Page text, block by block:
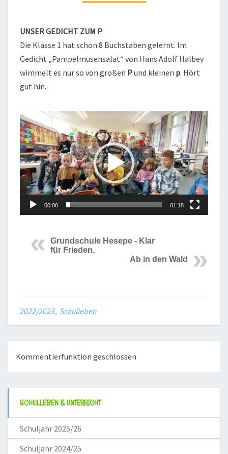
UNSER GEDICHT ZUM P
Die Klasse 1 hat schon 8 Buchstaben gelernt. Im
Gedicht „Pampelmusensalat“ von Hans Adolf Halbey
wimmelt es nur so von großen Pund kleinen p. Hört
gut hin.
Video-
Player
00:00 01:18
Grundschule Hesepe - Klar
für Frieden.
Ab in den Wald
2022/2023, Schulleben
Kommentierfunktion geschlossen
SCHULLEBEN & UNTERRICHT
Schuljahr 2025/26
Schuljahr 2024/25